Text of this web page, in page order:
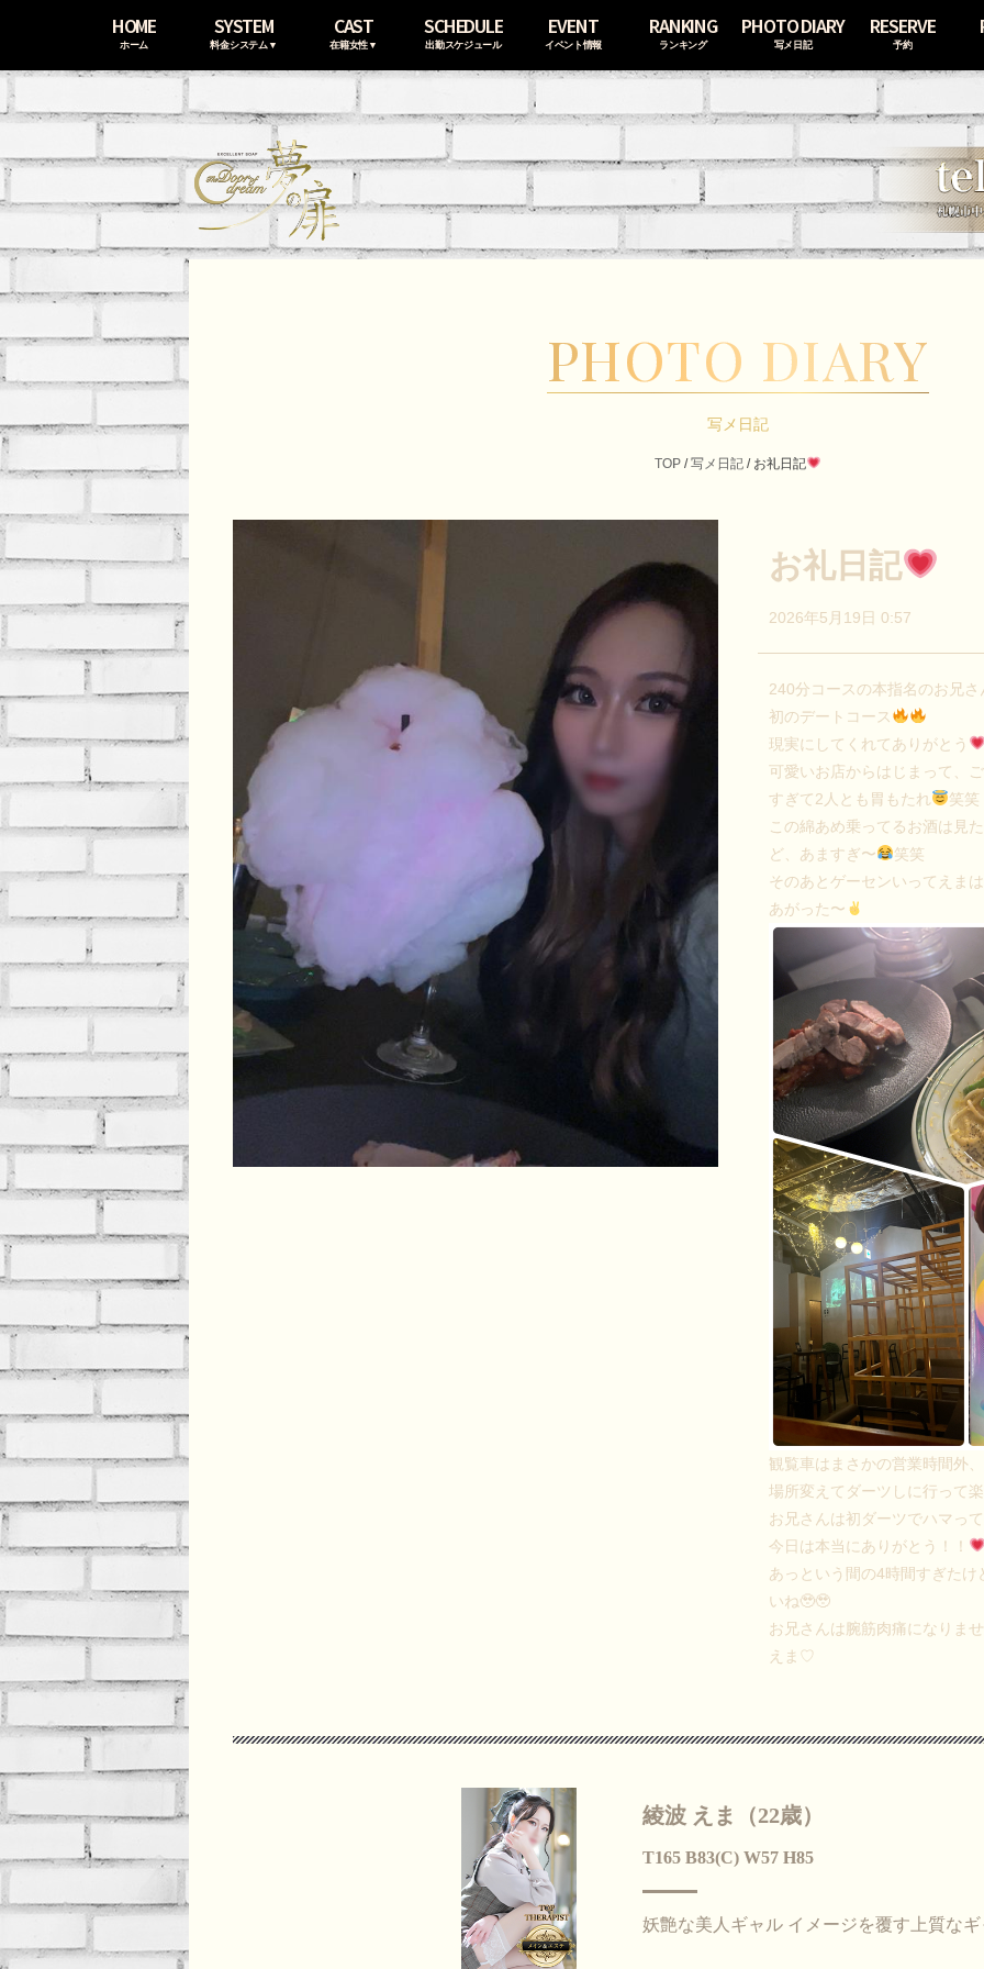
HOME
ホーム
SYSTEM
料金システム▼
CAST
在籍女性▼
SCHEDULE
出勤スケジュール
EVENT
イベント情報
RANKING
ランキング
PHOTO DIARY
写メ日記
RESERVE
予約
PHOTO DIARY
写メ日記
TOP /写メ日記 / お礼日記
お礼日記
2026年5月19日 0:57
240分コースの本指名のお兄
初のデートコース
現実にしてくれてありがとう
可愛いお店からはじまって、
すぎて2人とも胃もたれ
笑笑
この綿あめ乗ってるお酒は見
ど、あますぎ〜
笑笑
そのあとゲーセンいってえま
あがった〜
観覧車はまさかの営業時間外
場所変えてダーツしに行って
お兄さんは初ダーツでハマっ
今日は本当にありがとう！！
あっという間の4時間すぎた
いね🥹🥹
お兄さんは腕筋肉痛になりま
えま♡
綾波 えま（22歳）
T165 B83(C) W57 H85
妖艶な美人ギャル イメージを覆す上質なギ